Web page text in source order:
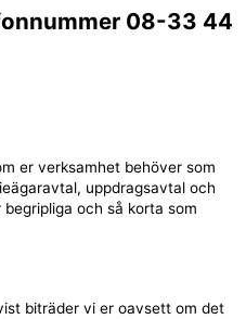
08-33 44
er verksamhet behöver som
uppdragsavtal och
och så korta som
biträder vi er oavsett om det